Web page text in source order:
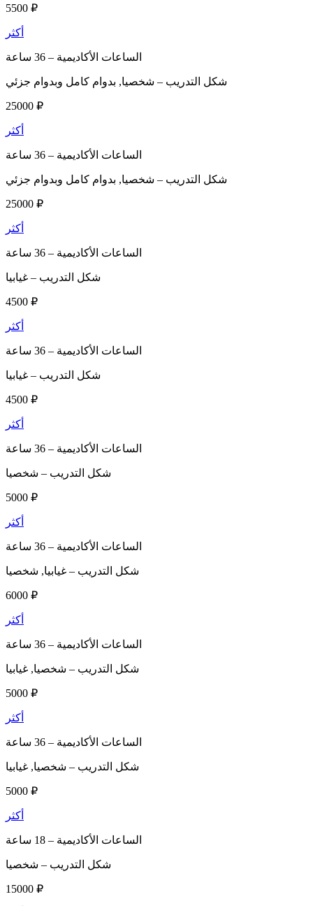
5500 ₽
أكثر
الساعات الأكاديمية –
شكل التدريب – شخصيا, بدوام كامل وبدوام جزئي
25000 ₽
أكثر
الساعات الأكاديمية –
شكل التدريب – شخصيا, بدوام كامل وبدوام جزئي
25000 ₽
أكثر
الساعات الأكاديمية –
شكل التدريب – غيابيا
4500 ₽
أكثر
الساعات الأكاديمية –
شكل التدريب – غيابيا
4500 ₽
أكثر
الساعات الأكاديمية –
شكل التدريب – شخصيا
5000 ₽
أكثر
الساعات الأكاديمية –
شكل التدريب – غيابيا, شخصيا
6000 ₽
أكثر
الساعات الأكاديمية –
شكل التدريب – شخصيا, غيابيا
5000 ₽
أكثر
الساعات الأكاديمية –
شكل التدريب – شخصيا, غيابيا
5000 ₽
أكثر
الساعات الأكاديمية –
شكل التدريب – شخصيا
15000 ₽